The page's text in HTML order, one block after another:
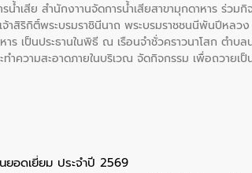
ำเสีย สำนักงาานจัดการน้ำเสียสาขามุกดาหาร ร่ว
าสิริกิติ์พระบรมราชินีนาถ พระบรมราชชนนีพันปีหลว
เป็นประธานในพิธี ณ เรือนจําชั่วคราวนาโสก ตําบ
าความสะอาดภายในบริเวณ จัดกิจกรรม เพื่อถวายเ
ง พร้อมถวายสัจปฏิญาณ ทำความดีด้วยหัวใจ
อดเยี่ยม ประจำปี 2569